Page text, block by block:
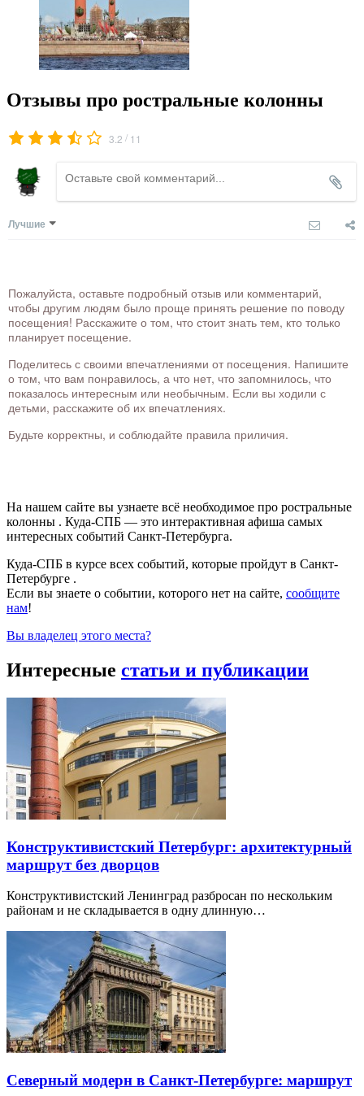
Отзывы про ростральные колонны
3.2 / 11
Лучшие
Пожалуйста, оставьте подробный отзыв или комментарий,
чтобы другим людям было проще принять решение по поводу
посещения! Расскажите о том, что стоит знать тем, кто только
планирует посещение.
Поделитесь с своими впечатлениями от посещения. Напишите
о том, что вам понравилось, а что нет, что запомнилось, что
показалось интересным или необычным. Если вы ходили с
детьми, расскажите об их впечатлениях.
Будьте корректны, и соблюдайте правила приличия.
На нашем сайте вы узнаете всё необходимое про ростральные
колонны . Куда-СПБ — это интерактивная афиша самых
интересных событий Санкт-Петербурга.
Куда-СПБ в курсе всех событий, которые пройдут в Санкт-
Петербурге .
Если вы знаете о событии, которого нет на сайте, сообщите
нам!
Вы владелец этого места?
Интересные статьи и публикации
Конструктивистский Петербург: архитектурный
маршрут без дворцов
Конструктивистский Ленинград разбросан по нескольким
районам и не складывается в одну длинную…
Северный модерн в Санкт-Петербурге: маршрут